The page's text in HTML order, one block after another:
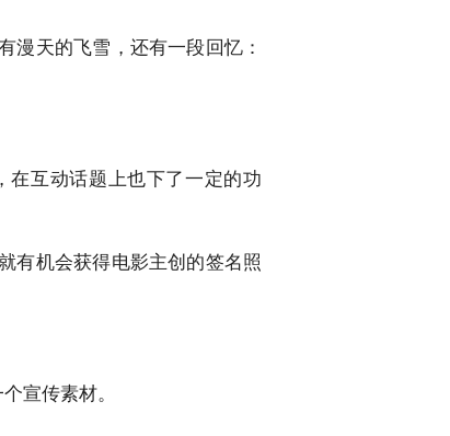
漫天的飞雪，还有一段回忆：
在互动话题上也下了一定的功
有机会获得电影主创的签名照
宣传素材。